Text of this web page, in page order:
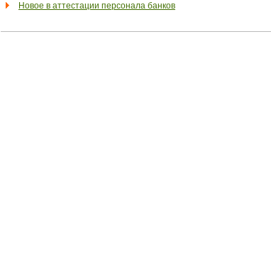
Новое в аттестации персонала банков